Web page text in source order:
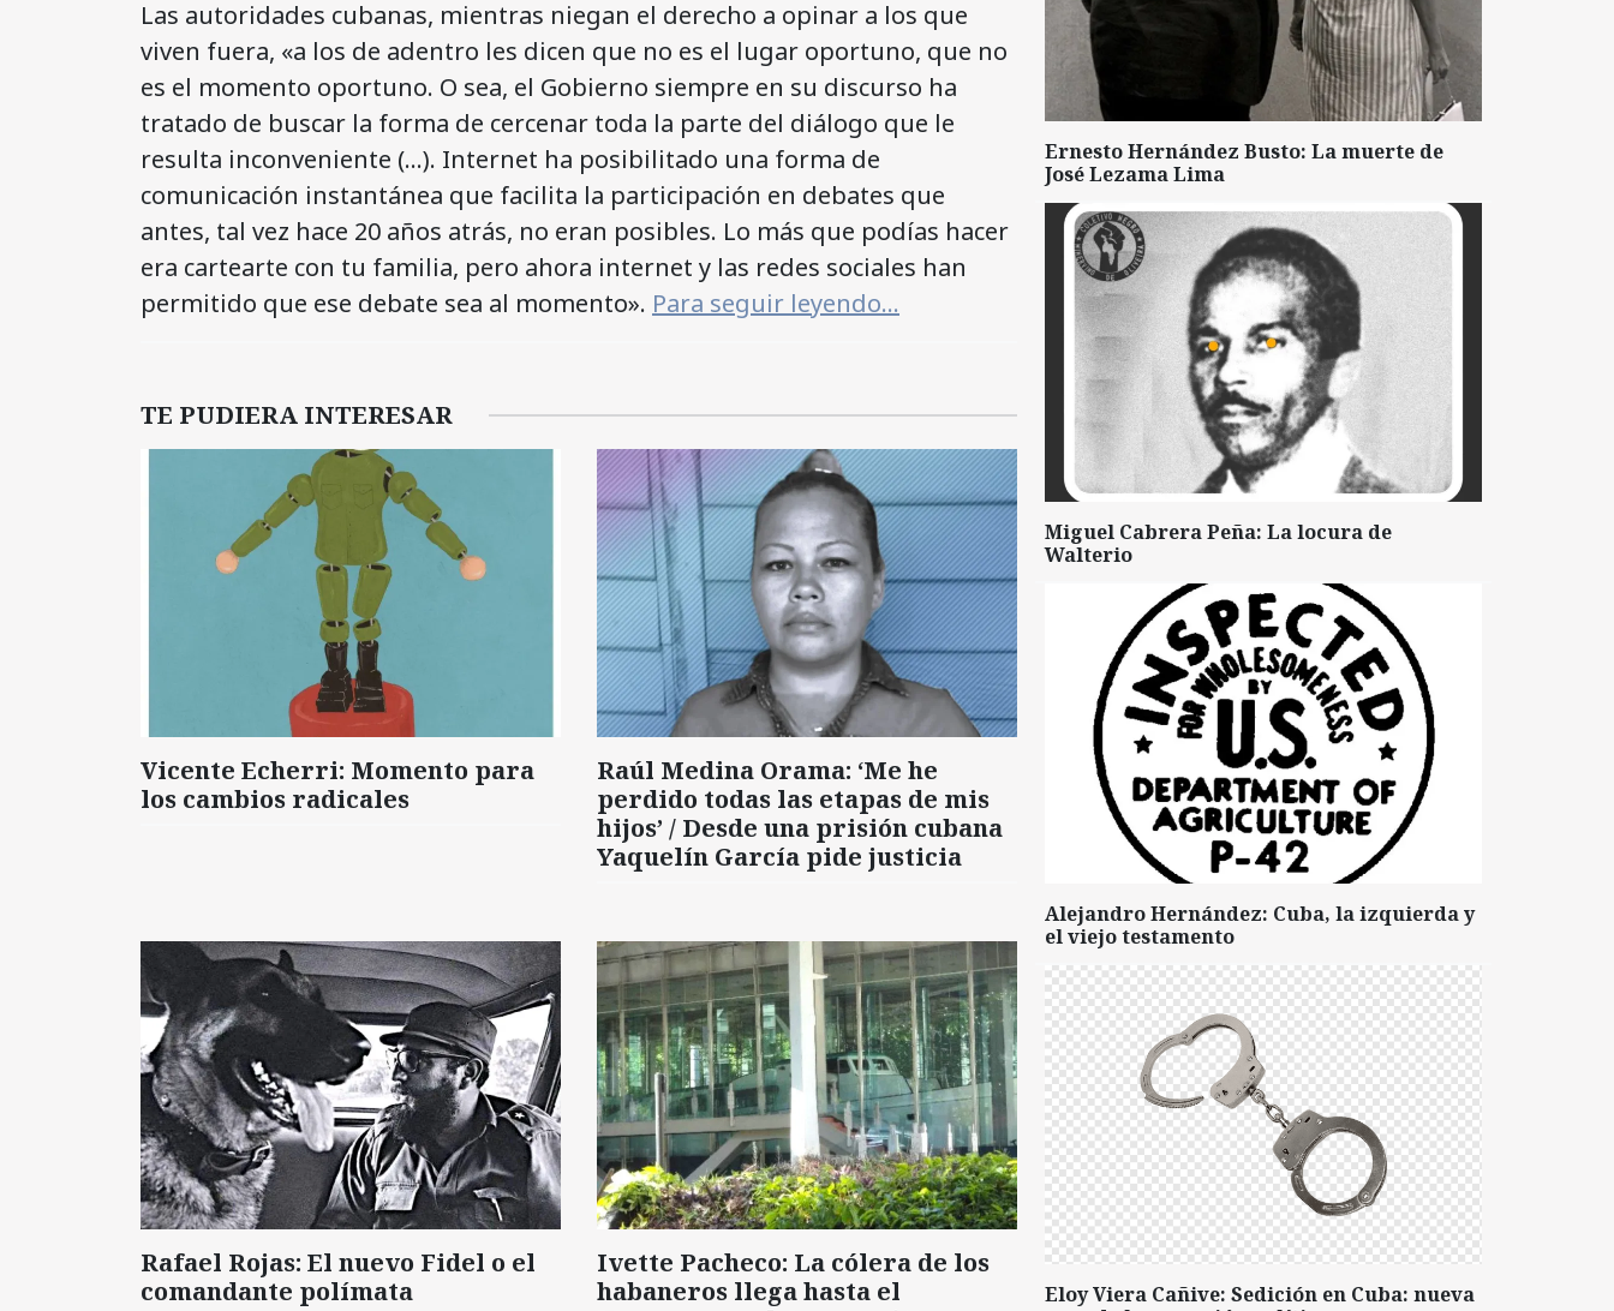
Las autoridades cubanas, mientras niegan el derecho a opinar a los que
viven fuera, «a los de adentro les dicen que no es el lugar oportuno, que no
es el momento oportuno. O sea, el Gobierno siempre en su discurso ha
tratado de buscar la forma de cercenar toda la parte del diálogo que le
resulta inconveniente (…). Internet ha posibilitado una forma de
comunicación instantánea que facilita la participación en debates que
antes, tal vez hace 20 años atrás, no eran posibles. Lo más que podías hacer
era cartearte con tu familia, pero ahora internet y las redes sociales han
permitido que ese debate sea al momento». Para seguir leyendo…
TE PUDIERA INTERESAR
Vicente Echerri: Momento para
los cambios radicales
Raúl Medina Orama: ‘Me he
perdido todas las etapas de mis
hijos’ / Desde una prisión cubana
Yaquelín García pide justicia
Rafael Rojas: El nuevo Fidel o el
comandante polímata
Ivette Pacheco: La cólera de los
habaneros llega hasta el
Ernesto Hernández Busto: La muerte de
José Lezama Lima
Miguel Cabrera Peña: La locura de
Walterio
Alejandro Hernández: Cuba, la izquierda y
el viejo testamento
Eloy Viera Cañive: Sedición en Cuba: nueva